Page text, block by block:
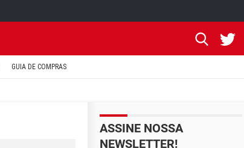
GUIA DE COMPRAS
ASSINE NOSSA
NEWSLETTER!